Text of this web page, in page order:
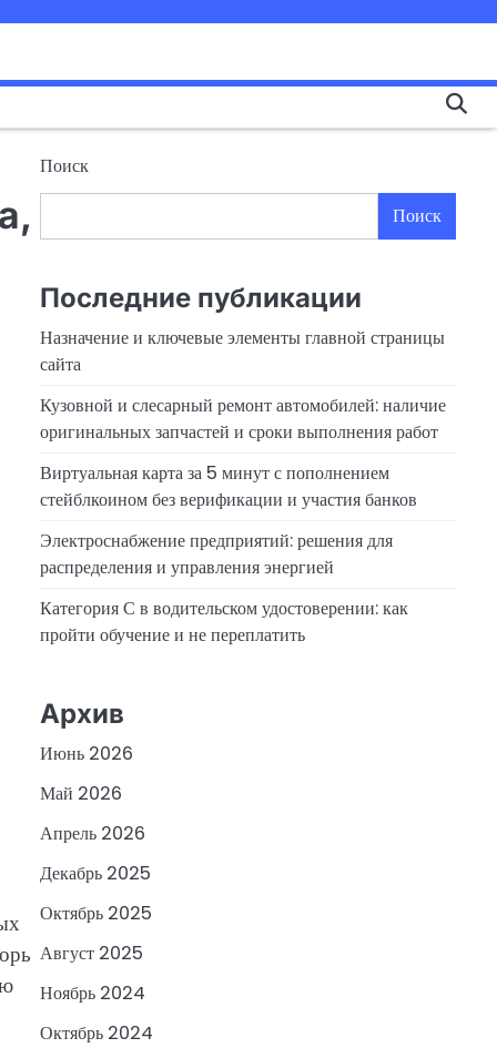
Поиск
Поиск
Последние публикации
Назначение и ключевые элементы главной страницы
сайта
Кузовной и слесарный ремонт автомобилей: наличие
оригинальных запчастей и сроки выполнения работ
Виртуальная карта за 5 минут с пополнением
стейблкоином без верификации и участия банков
Электроснабжение предприятий: решения для
распределения и управления энергией
Категория С в водительском удостоверении: как
пройти обучение и не переплатить
Архив
Июнь 2026
Май 2026
Апрель 2026
Декабрь 2025
Октябрь 2025
Август 2025
Ноябрь 2024
Октябрь 2024